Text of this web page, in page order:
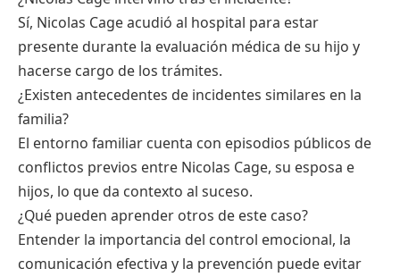
Sí, Nicolas Cage acudió al hospital para estar
presente durante la evaluación médica de su hijo y
hacerse cargo de los trámites.
¿Existen antecedentes de incidentes similares en la
familia?
El entorno familiar cuenta con episodios públicos de
conflictos previos entre Nicolas Cage, su esposa e
hijos, lo que da contexto al suceso.
¿Qué pueden aprender otros de este caso?
Entender la importancia del control emocional, la
comunicación efectiva y la prevención puede evitar